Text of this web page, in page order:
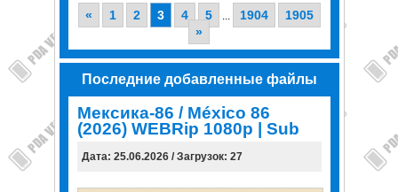
« 1 2 3 4 5 ... 1904
1905
»
Последние добавленные файлы
Мексика-86 / México 86
(2026) WEBRip 1080p | Sub
Дата: 25.06.2026 / Загрузок: 27